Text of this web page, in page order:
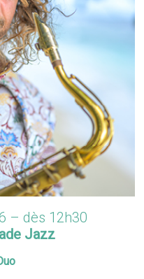
– dès 12h30
Jazz